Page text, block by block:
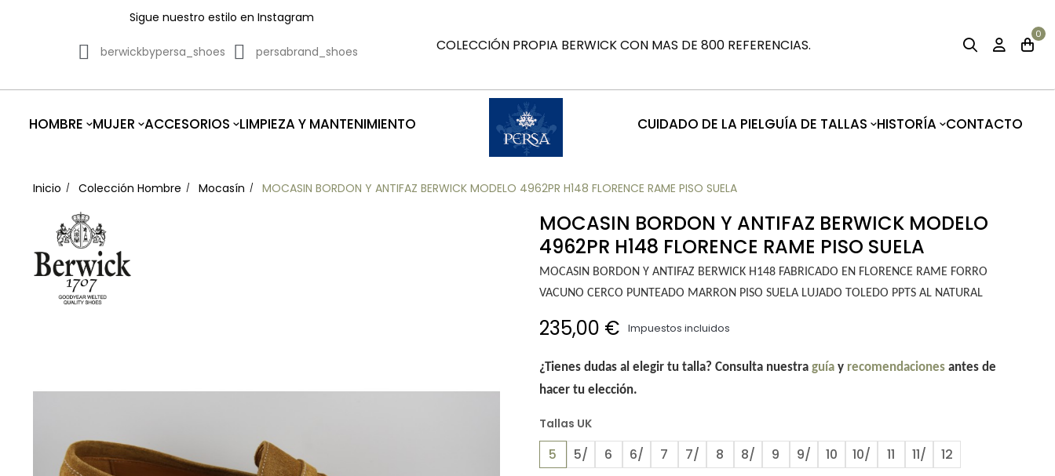
Sigue nuestro estilo en Instagram
berwickbypersa_shoes persabrand_shoes COLECCIÓN PROPIA BERWICK CON MAS DE 800 REFERENCIAS.
0
HOMBRE MUJER ACCESORIOS LIMPIEZA Y MANTENIMIENTO CUIDADO DE LA PIELGUÍA DE TALLAS HISTORÍA CONTACTO
Inicio Colección Hombre Mocasín MOCASIN BORDON Y ANTIFAZ BERWICK MODELO 4962PR H148 FLORENCE RAME PISO SUELA
MOCASIN BORDON Y ANTIFAZ BERWICK MODELO
4962PR H148 FLORENCE RAME PISO SUELA
MOCASIN BORDON Y ANTIFAZ BERWICK H148 FABRICADO EN FLORENCE RAME FORRO
VACUNO CERCO PUNTEADO MARRON PISO SUELA LUJADO TOLEDO PPTS AL NATURAL
235,00 € Impuestos incluidos
¿Tienes dudas al elegir tu talla? Consulta nuestra guíay recomendacionesantes de
hacer tu elección.
Tallas UK
5 5/ 6 6/ 7 7/ 8 8/ 9 9/ 10 10/ 11 11/ 12